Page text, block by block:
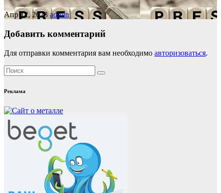
Апр 12, 2023admin
Добавить комментарий
Для отправки комментария вам необходимо авторизоваться.
Реклама